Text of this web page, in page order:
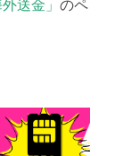
送金」 のペ